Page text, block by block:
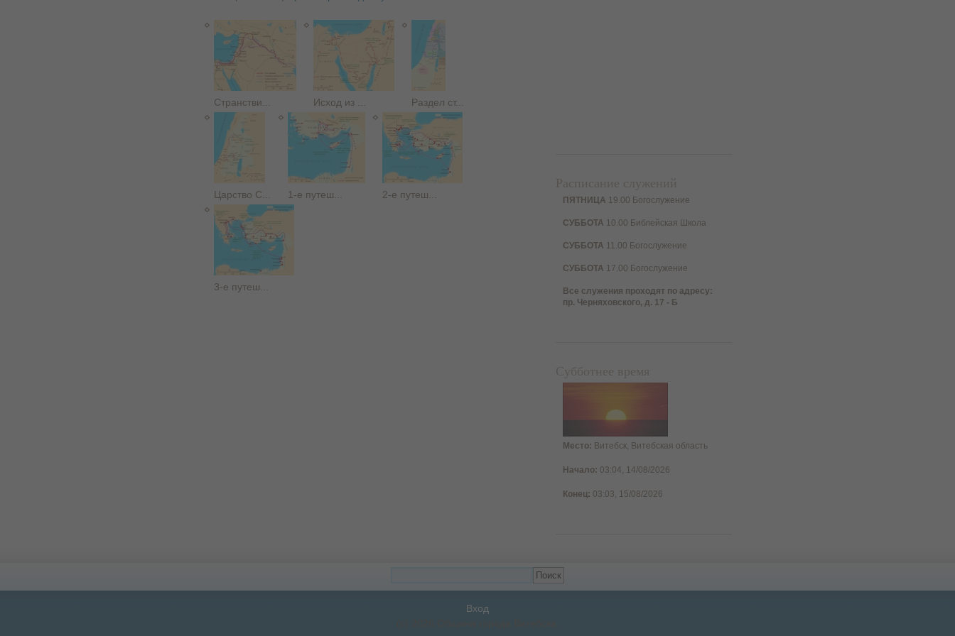
Странстви... Исход из ... Раздел ст...
Царство С... 1-е путеш... 2-е путеш...
3-е путеш...
Расписание служений
ПЯТНИЦА 19.00 Богослужение
СУББОТА 10.00 Библейская Школа
СУББОТА 11.00 Богослужение
СУББОТА 17.00 Богослужение
Все служения проходят по адресу:
пр. Черняховского, д. 17 - Б
Субботнее время
Место: Витебск, Витебская область
Начало: 03:04, 14/08/2026
Конец: 03:03, 15/08/2026
Вход